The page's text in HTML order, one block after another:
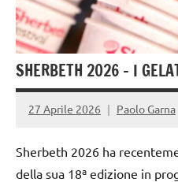
gelato
gelato
artigianale
SHERBETH 2026 – I
27 Aprile 2026 Paolo Garna
Sherbeth 2026 ha
della sua 18ª edizione in